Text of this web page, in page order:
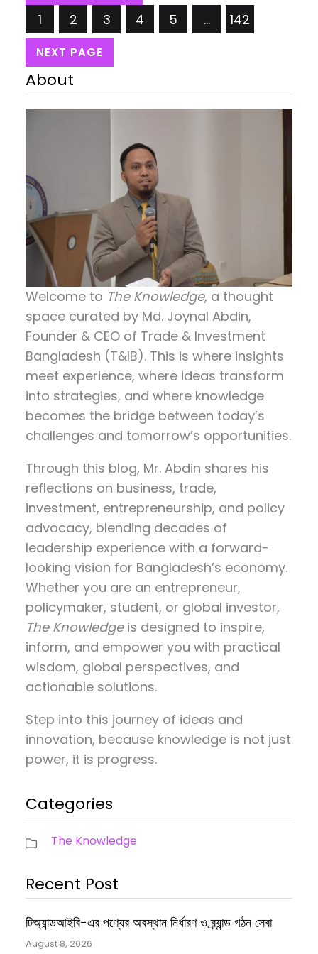
প্রার্থীরা তাদের ভাবনা, কর্মসূচি ও ভবিষ্যৎ…
1 2 3 4 5 … 142
NEXT PAGE
About
Welcome to The Knowledge, a thought
space curated by Md. Joynal Abdin,
Founder & CEO of Trade & Investment
Bangladesh (T&IB). This is where insights
meet experience, where ideas transform
into strategies, and where knowledge
becomes the bridge between today’s
challenges and tomorrow’s opportunities.
Through this blog, Mr. Abdin shares his
reflections on business, trade,
investment, entrepreneurship, and policy
advocacy, blending decades of
leadership experience with a forward-
looking vision for Bangladesh’s economy.
Whether you are an entrepreneur,
policymaker, student, or global investor,
The Knowledgeis designed to inspire,
inform, and empower you with practical
wisdom, global perspectives, and
actionable solutions.
Step into this journey of ideas and
innovation, because knowledge is not just
power, it is progress.
Categories
The Knowledge
Recent Post
টিঅ্যান্ডআইবি-এর পণ্যের অবস্থান নির্ধারণ ও ব্র্যান্ড গঠন সেবা
August 8, 2026